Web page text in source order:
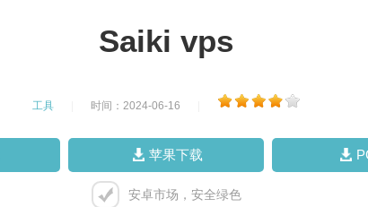
Saiki vps
工具 时间：2024-06-16
苹果下载
安卓市场，安全绿色